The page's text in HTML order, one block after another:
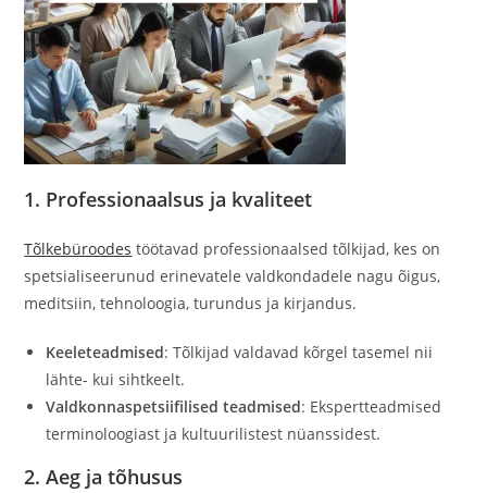
1. Professionaalsus ja kvaliteet
Tõlkebüroodes töötavad professionaalsed tõlkijad, kes on
spetsialiseerunud erinevatele valdkondadele nagu õigus,
meditsiin, tehnoloogia, turundus ja kirjandus.
Keeleteadmised: Tõlkijad valdavad kõrgel tasemel nii
lähte- kui sihtkeelt.
Valdkonnaspetsiifilised teadmised: Ekspertteadmised
terminoloogiast ja kultuurilistest nüanssidest.
2. Aeg ja tõhusus